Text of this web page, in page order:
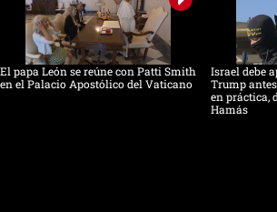
El papa León se reúne con Patti Smith
en el Palacio Apostólico del Vaticano
Israel debe
Trump
en práctica,
Hamás